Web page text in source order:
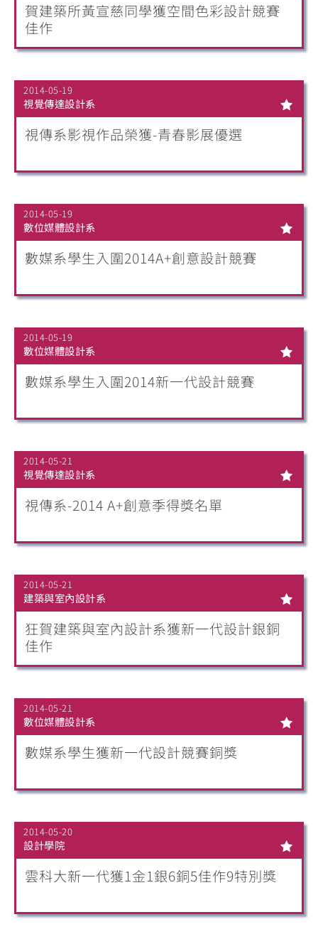
賀建築所黃宣慈同學獲空間色彩設計競賽
佳作
2014-05-19
視覺傳達設計系
視傳系影視作品榮獲-青春影展優選
2014-05-19
數位媒體設計系
數媒系學生入圍2014A+創意設計競賽
2014-05-19
數位媒體設計系
數媒系學生入圍2014新一代設計競賽
2014-05-21
視覺傳達設計系
視傳系-2014 A+創意季得獎名單
2014-05-21
建築與室內設計系
狂賀建築與室內設計系獲新一代設計銀銅
佳作
2014-05-21
數位媒體設計系
數媒系學生獲新一代設計競賽銅獎
2014-05-20
設計學院
雲科大新一代獲1金1銀6銅5佳作9特別獎